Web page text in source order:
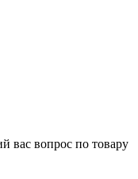
вас вопрос по товару